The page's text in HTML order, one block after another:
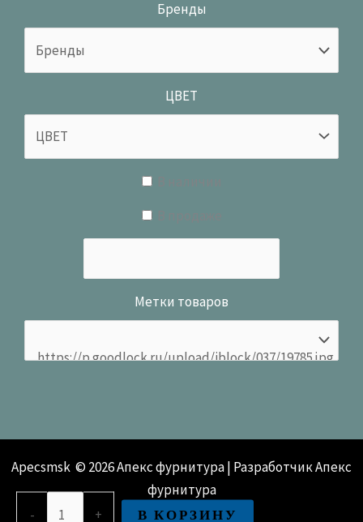
Бренды
ЦВЕТ
Метки товаров
Apecsmsk © 2026 Апекс фурнитура | Разработчик Апекс
фурнитура
-
+ В КОРЗИНУ